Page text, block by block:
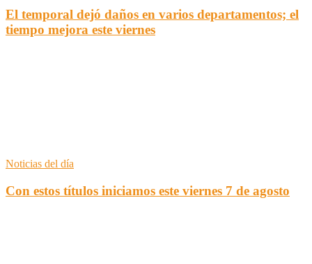
El temporal dejó daños en varios departamentos; el
tiempo mejora este viernes
Noticias del día
Con estos títulos iniciamos este viernes 7 de agosto